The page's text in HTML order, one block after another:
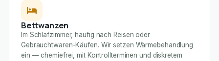
Bettwanzen
Im Schlafzimmer, häufig nach Reisen oder
Gebrauchtwaren-Käufen. Wir setzen Wärmebehandlung
ein — chemiefrei, mit Kontrollterminen und diskretem